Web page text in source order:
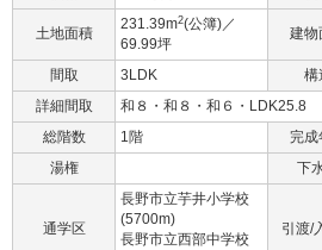
土地面積
231.39m2(公簿)／
69.99坪
建物
間取 3LDK 構
詳細間取
和８・和８・和６・LDK25.8
総階数
1階
完成
湯権
下
通学区
長野市立芋井小学校
(5700m)
長野市立西部中学校
引渡/